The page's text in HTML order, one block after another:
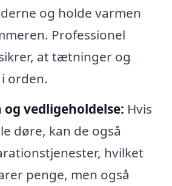
og holde varmen
Professionel
at tætninger og
orden.
vedligeholdelse: Hvis
døre, kan de også
hvilket
penge, men også